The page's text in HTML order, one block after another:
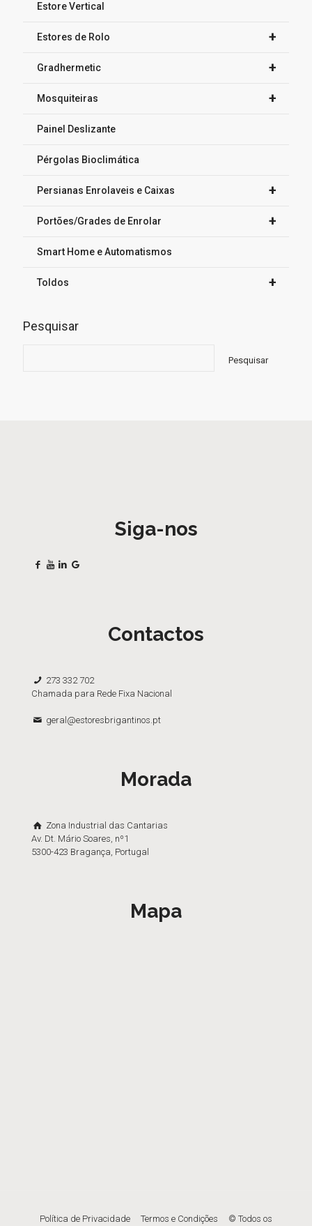
Estore Vertical
+
Estores de Rolo
+
Gradhermetic
+
Mosquiteiras
Painel Deslizante
Pérgolas Bioclimática
+
Persianas Enrolaveis e Caixas
+
Portões/Grades de Enrolar
Smart Home e Automatismos
+
Toldos
Pesquisar
Pesquisar
Siga-nos
Contactos
273 332 702
Chamada para Rede Fixa Nacional
geral@estoresbrigantinos.pt
Morada
Zona Industrial das Cantarias
Av. Dt. Mário Soares, nº1
5300-423 Bragança, Portugal
Mapa
Política de Privacidade Termos e Condições © Todos os